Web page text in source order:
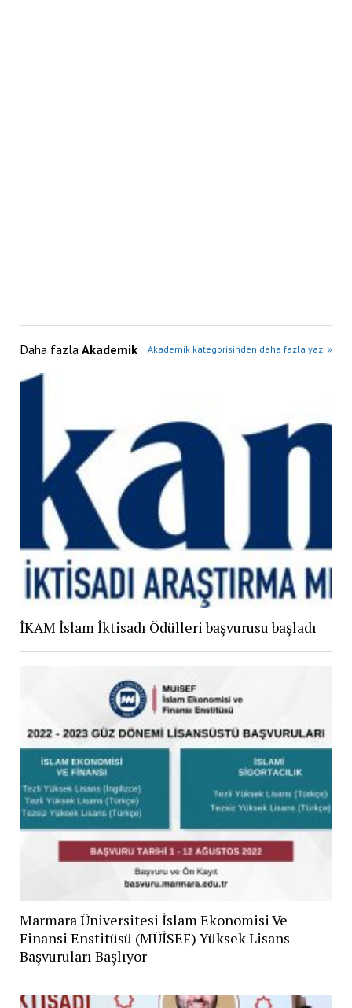
Daha fazla Akademik Akademik kategorisinden daha fazla yazı »
İKAM İslam İktisadı Ödülleri başvurusu başladı
Marmara Üniversitesi İslam Ekonomisi Ve
Finansi Enstitüsü (MÜİSEF) Yüksek Lisans
Başvuruları Başlıyor